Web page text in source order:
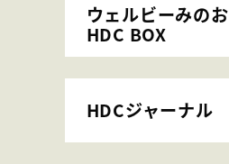
ウェルビーみのお
HDC BOX
HDCジャーナル